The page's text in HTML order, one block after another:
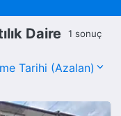
Daire 1 sonuç